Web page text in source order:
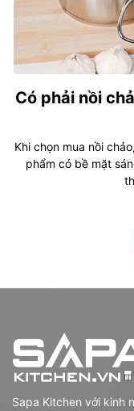
Có phải nồi
Khi chọn mua nồi
phẩm có bề mặt
Sapa Kitchen với kinh